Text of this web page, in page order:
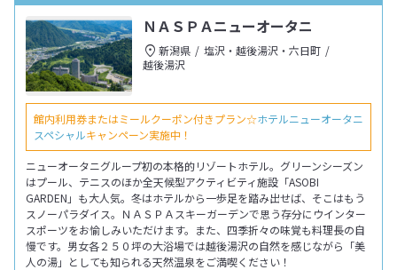
ＮＡＳＰＡニューオータニ
新潟県
塩沢・越後湯沢・六日町
越後湯沢
館内利用券またはミールクーポン付きプラン☆ホテルニューオータニ
スペシャルキャンペーン実施中！
ニューオータニグループ初の本格的リゾートホテル。グリーンシーズン
はプール、テニスのほか全天候型アクティビティ施設「ASOBI
GARDEN」も大人気。冬はホテルから一歩足を踏み出せば、そこはもう
スノーパラダイス。ＮＡＳＰＡスキーガーデンで思う存分にウインター
スポーツをお愉しみいただけます。また、四季折々の味覚も料理長の自
慢です。男女各２５０坪の大浴場では越後湯沢の自然を感じながら「美
人の湯」としても知られる天然温泉をご満喫ください！